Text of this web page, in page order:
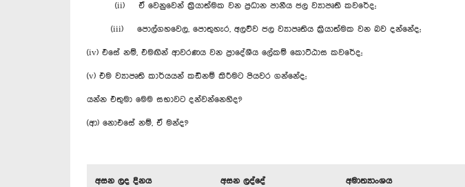
(ii) ඒ වෙනුවෙන් ක්‍රියාත්මක වන ප්‍රධාන පානීය ජල ව්‍යාපෘති කවරේද;
(iii) පොල්ගහවෙල, පොතුහැර, අලව්ව ජල ව්‍යාපෘතිය ක්‍රියාත්මක වන බව දන්නේද;
(iv) එසේ නම්, එමඟින් ආවරණය වන ප්‍රාදේශීය ලේකම් කොට්ඨාස කවරේද;
(v) එම ව්‍යාපෘති කාර්යයන් කඩිනම් කිරීමට පියවර ගන්නේද;
යන්න එතුමා මෙම සභාවට දන්වන්නෙහිද?
(ආ) නොඑසේ නම්, ඒ මන්ද?
අසන ලද දිනය
අසන ලද්දේ
අමාත්‍යාංශය